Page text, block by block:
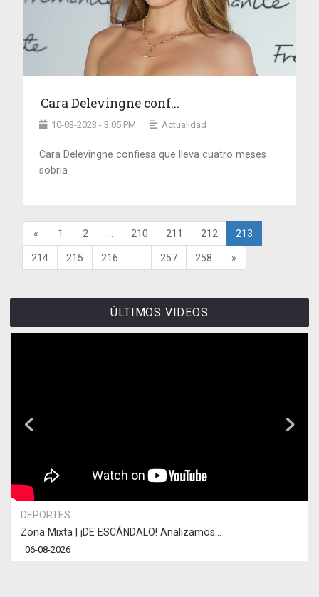
Cara Delevingne conf...
10-03-2023 - 3:05 PM Actualidad
Cara Delevingne confiesa que lleva cuatro meses
sobria
« 1 2 210 211 212 213
214 215 216 257 258 »
ÚLTIMOS VIDEOS
DEPORTES
Zona Mixta | ¡DE ESCÁNDALO! Analizamos...
06-08-2026